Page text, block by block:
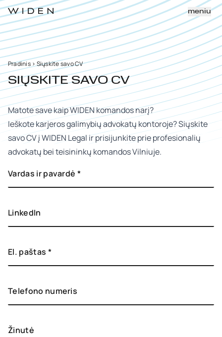
meniu
Pradinis >Siųskite savo CV
SIŲSKITE SAVO CV
Matote save kaip WIDEN komandos narį?
Ieškote karjeros galimybių advokatų kontoroje? Siųskite
savo CV į WIDEN Legal ir prisijunkite prie profesionalių
advokatų bei teisininkų komandos Vilniuje.